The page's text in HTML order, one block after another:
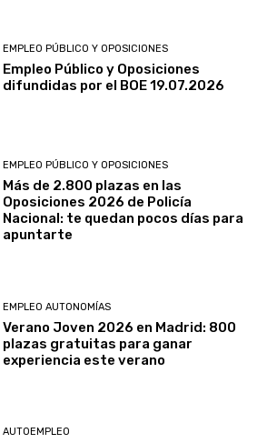
EMPLEO PÚBLICO Y OPOSICIONES
Empleo Público y Oposiciones
difundidas por el BOE 19.07.2026
EMPLEO PÚBLICO Y OPOSICIONES
Más de 2.800 plazas en las
Oposiciones 2026 de Policía
Nacional: te quedan pocos días para
apuntarte
EMPLEO AUTONOMÍAS
Verano Joven 2026 en Madrid: 800
plazas gratuitas para ganar
experiencia este verano
AUTOEMPLEO